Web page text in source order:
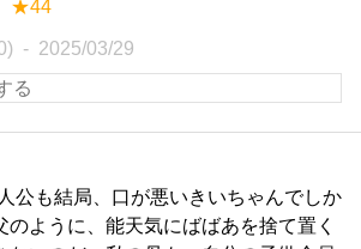
★44
2025/03/29
公も結局、口が悪いきいちゃんでしか
のように、能天気にばばあを捨て置く